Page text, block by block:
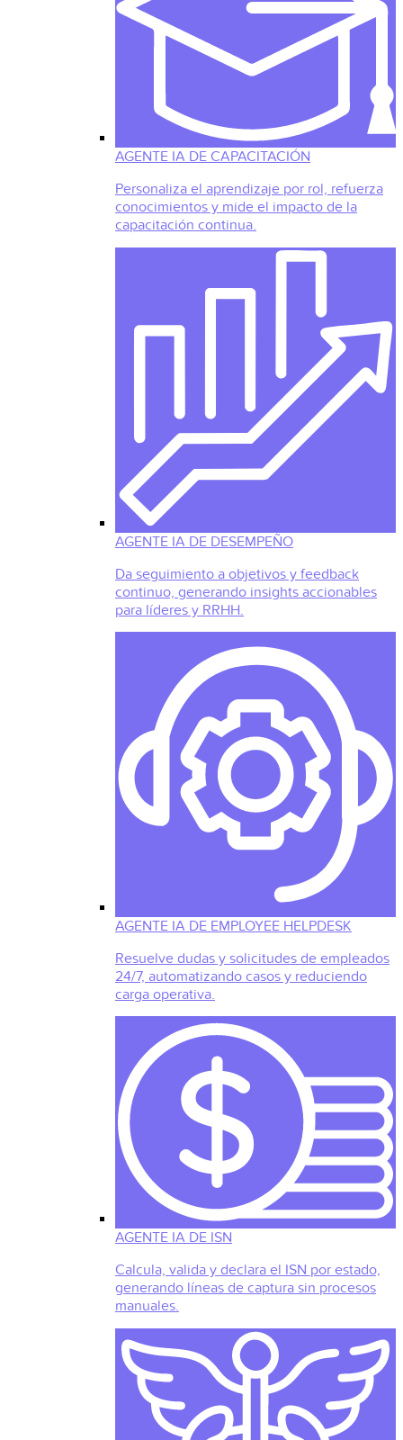
AGENTE IA DE CAPACITACIÓN
Personaliza el aprendizaje por rol, refuerza
conocimientos y mide el impacto de la
capacitación continua.
AGENTE IA DE DESEMPEÑO
Da seguimiento a objetivos y feedback
continuo, generando insights accionables
para líderes y RRHH.
AGENTE IA DE EMPLOYEE HELPDESK
Resuelve dudas y solicitudes de empleados
24/7, automatizando casos y reduciendo
carga operativa.
AGENTE IA DE ISN
Calcula, valida y declara el ISN por estado,
generando líneas de captura sin procesos
manuales.